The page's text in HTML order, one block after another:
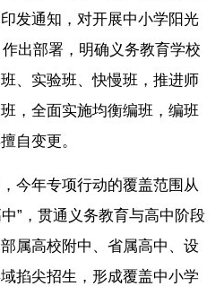
发通知，对开展中小学阳光
出部署，明确义务教育学校
、实验班、快慢班，推进师
，全面实施均衡编班，编班
自变更。
今年专项行动的覆盖范围从
”，贯通义务教育与高中阶段
属高校附中、省属高中、设
掐尖招生，形成覆盖中小学